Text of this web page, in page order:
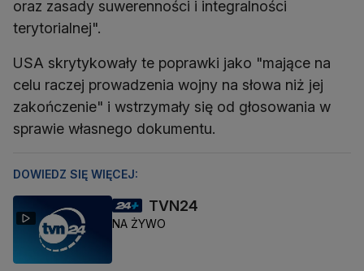
oraz zasady suwerenności i integralności
terytorialnej".
USA skrytykowały te poprawki jako "mające na
celu raczej prowadzenia wojny na słowa niż jej
zakończenie" i wstrzymały się od głosowania w
sprawie własnego dokumentu.
DOWIEDZ SIĘ WIĘCEJ:
TVN24
NA ŻYWO